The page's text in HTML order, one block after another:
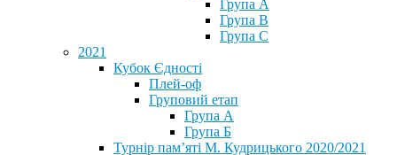
Група A
Група B
Група C
2021
Кубок Єдності
Плей-оф
Груповий етап
Група А
Група Б
Турнір пам’яті М. Кудрицького 2020/2021